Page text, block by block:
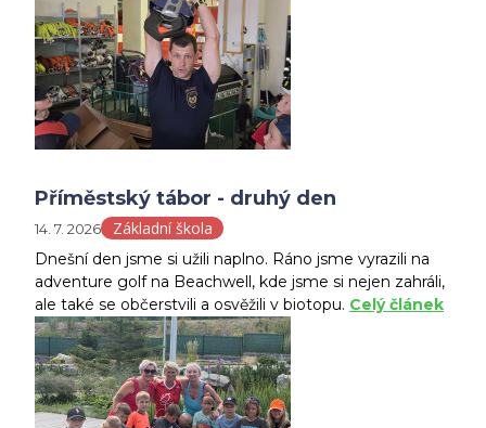
Příměstský tábor - druhý den
14. 7. 2026 Základní škola
Dnešní den jsme si užili naplno. Ráno jsme vyrazili na
adventure golf na Beachwell, kde jsme si nejen zahráli,
ale také se občerstvili a osvěžili v biotopu. Celý článek